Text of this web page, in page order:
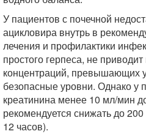
У пациентов с почечной
ацикловира внутрь в
лечения и профилактики
простого герпеса, не
концентраций, превышающих
безопасные уровни. Однако у
креатинина менее 10 мл/мин
рекомендуется снижать до
12 часов).